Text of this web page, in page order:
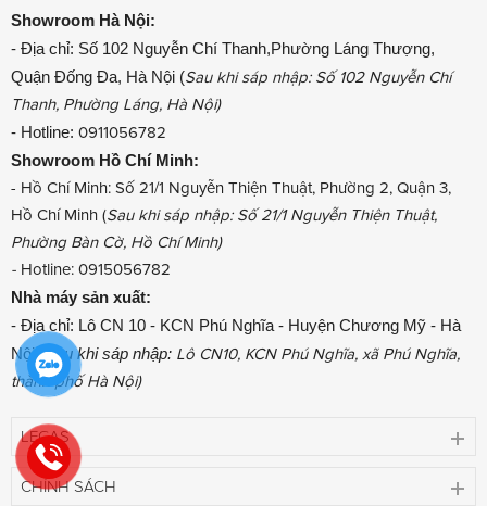
Showroom Hà Nội:
- Địa chỉ: Số 102 Nguyễn Chí Thanh,Phường Láng Thượng,
Quận Đống Đa, Hà Nội (Sau khi sáp nhập: Số 102 Nguyễn Chí
Thanh, Phường Láng, Hà Nội)
- Hotline: 0911056782
Showroom Hồ Chí Minh:
- Hồ Chí Minh: Số 21/1 Nguyễn Thiện Thuật, Phường 2, Quận 3,
Hồ Chí Minh (Sau khi sáp nhập: Số 21/1 Nguyễn Thiện Thuật,
Phường Bàn Cờ, Hồ Chí Minh)
- Hotline: 0915056782
Nhà máy sản xuất:
- Địa chỉ: Lô CN 10 - KCN Phú Nghĩa - Huyện Chương Mỹ - Hà
Nội(Sau khi sáp nhập: Lô CN10, KCN Phú Nghĩa, xã Phú Nghĩa,
thành phố Hà Nội)
LECAS
CHÍNH SÁCH